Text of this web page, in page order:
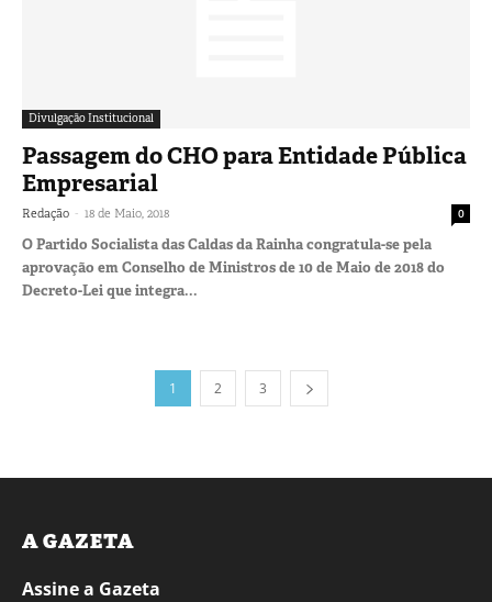
Divulgação Institucional
Passagem do CHO para Entidade Pública
Empresarial
Redação - 18 de Maio, 2018 0
O Partido Socialista das Caldas da Rainha congratula-se pela
aprovação em Conselho de Ministros de 10 de Maio de 2018 do
Decreto-Lei que integra...
1 2 3
A GAZETA
Assine a Gazeta